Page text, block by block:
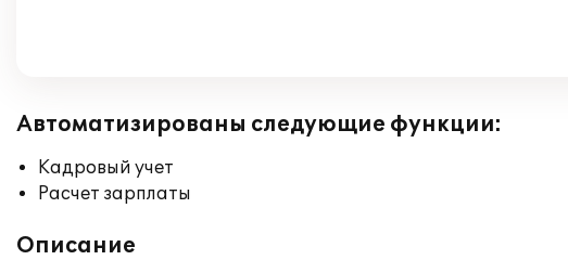
Автоматизированы следующие функции:
Кадровый учет
Расчет зарплаты
Описание